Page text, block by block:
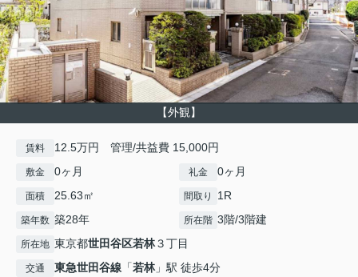
【外観】
賃料 12.5万円 管理/共益費 15,000円
敷金 0ヶ月 礼金 0ヶ月
面積 25.63㎡ 間取り 1R
築年数 築28年 所在階 3階/3階建
所在地 東京都世田谷区若林３丁目
交通 東急世田谷線 「若林」駅 徒歩4分